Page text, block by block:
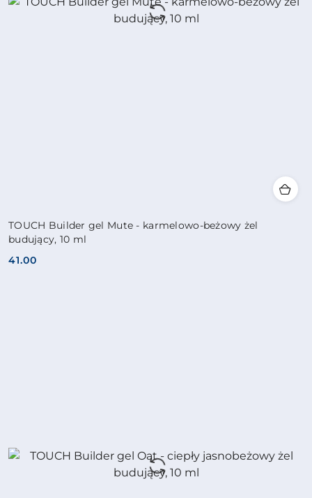
TOUCH Builder gel Mute - karmelowo-beżowy żel
budujący, 10 ml
Cena:
41.00